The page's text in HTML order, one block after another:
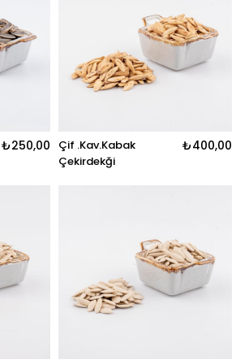
₺250,00
Çif .Kav.Kabak
Çekirdekği
₺400,00